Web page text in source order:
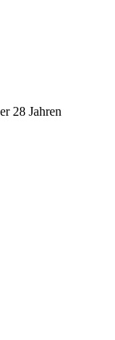
28 Jahren